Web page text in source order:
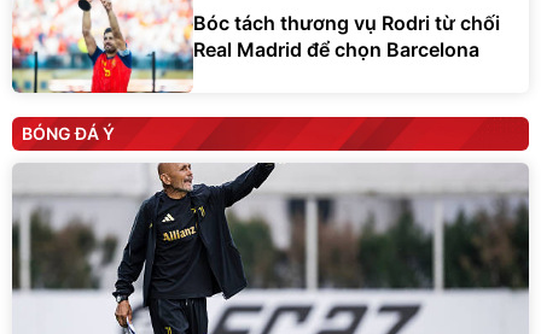
Bóc tách thương vụ Rodri từ chối
Real Madrid để chọn Barcelona
BÓNG ĐÁ Ý